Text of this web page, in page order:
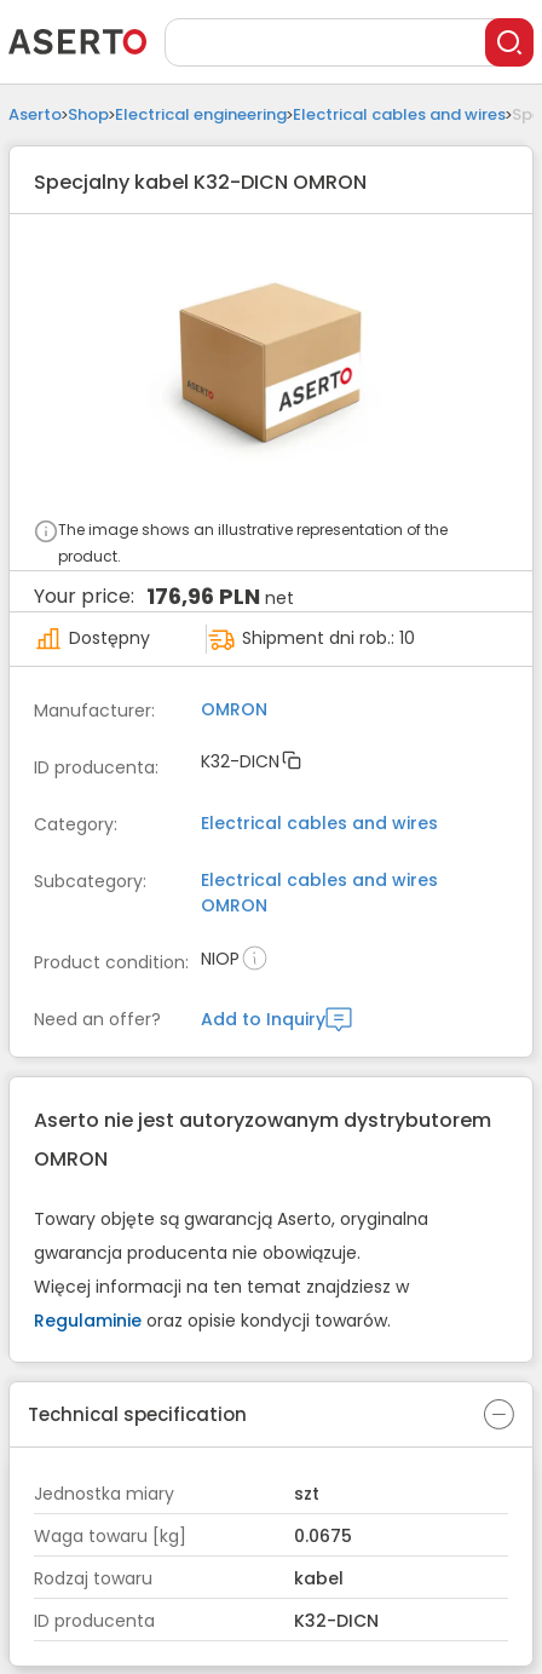
Aserto Shop Electrical engineering Electrical cables and wires
Specjalny kabel K32-DICN OMRON
The image shows an illustrative representation of the
product.
Your price: 176,96 PLN net
Dostępny
Shipment dni rob.: 10
Manufacturer: OMRON
ID producenta: K32-DICN
Category: Electrical cables and wires
Subcategory:
Electrical cables and wires
OMRON
Product condition: NIOP
Need an offer? Add to Inquiry
Aserto nie jest autoryzowanym dystrybutorem
OMRON
Towary objęte są gwarancją Aserto, oryginalna
gwarancja producenta nie obowiązuje.
Więcej informacji na ten temat znajdziesz w
Regulaminie oraz opisie kondycji towarów.
Technical specification
Jednostka miary
szt
Waga towaru [kg]
0.0675
Rodzaj towaru
kabel
ID producenta
K32-DICN